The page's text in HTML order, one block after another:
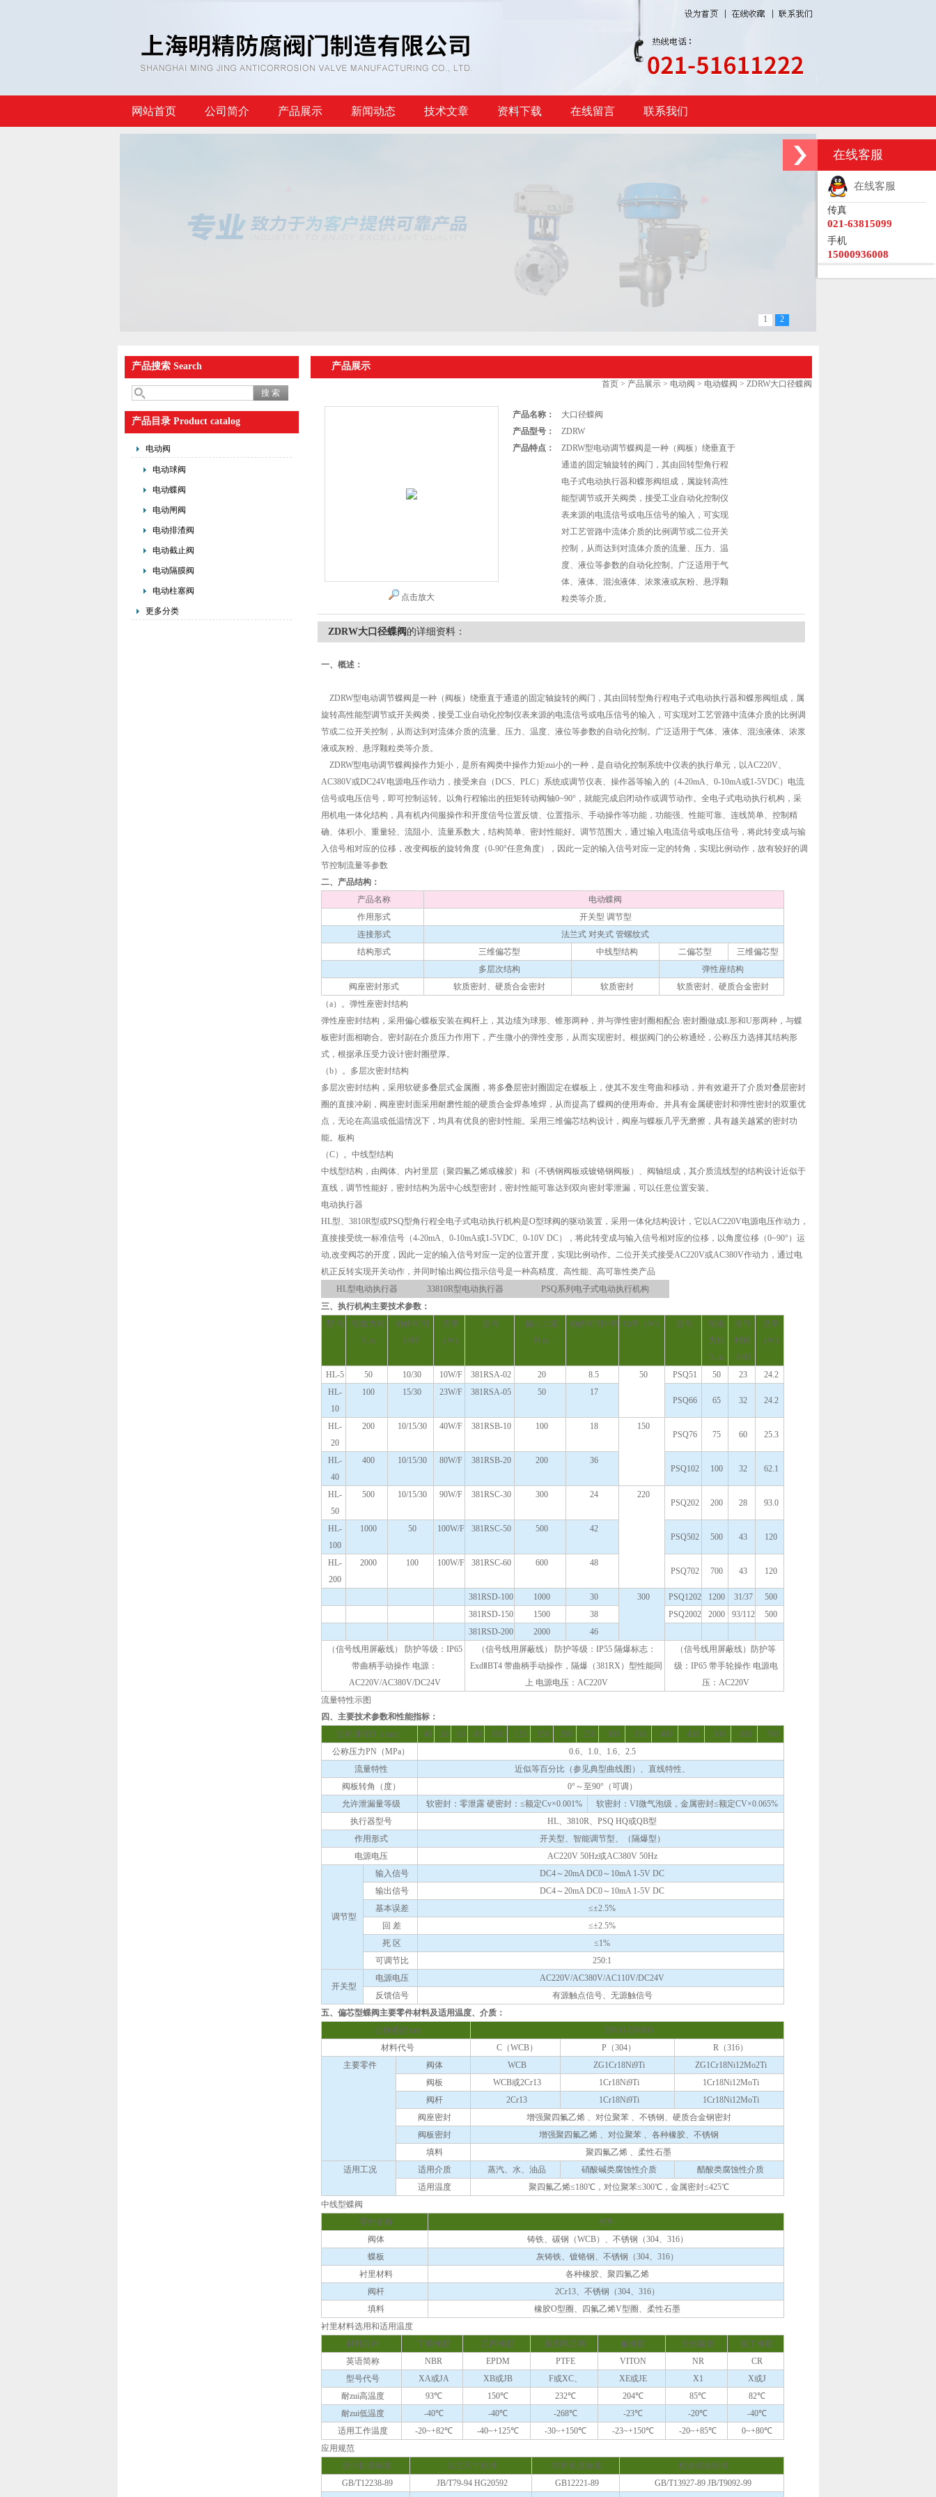
网站首页 公司简介 产品展示 新闻动态 技术文章 资料下载 在线留言 联系我们
1 2
产品搜索 Search
产品目录 Product catalog
电动阀
电动球阀
电动蝶阀
电动闸阀
电动排渣阀
电动截止阀
电动隔膜阀
电动柱塞阀
更多分类
产品展示
首页> 产品展示> 电动阀 > 电动蝶阀 > ZDRW大口径蝶阀
点击放大
产品名称：
大口径蝶阀
产品型号：
ZDRW
产品特点：
ZDRW型电动调节蝶阀是一种（阀板）绕垂直于
通道的固定轴旋转的阀门，其由回转型角行程
电子式电动执行器和蝶形阀组成，属旋转高性
能型调节或开关阀类，接受工业自动化控制仪
表来源的电流信号或电压信号的输入，可实现
对工艺管路中流体介质的比例调节或二位开关
控制，从而达到对流体介质的流量、压力、温
度、液位等参数的自动化控制。广泛适用于气
体、液体、混浊液体、浓浆液或灰粉、悬浮颗
粒类等介质。
ZDRW大口径蝶阀 的详细资料：
一、概述：
ZDRW型电动调节蝶阀是一种（阀板）绕垂直于通道的固定轴旋转的阀门，其由回转型角行程电子式电动执行器和蝶形阀组成，属
旋转高性能型调节或开关阀类，接受工业自动化控制仪表来源的电流信号或电压信号的输入，可实现对工艺管路中流体介质的比例调
节或二位开关控制，从而达到对流体介质的流量、压力、温度、液位等参数的自动化控制。广泛适用于气体、液体、混浊液体、浓浆
液或灰粉、悬浮颗粒类等介质。
ZDRW型电动调节蝶阀操作力矩小，是所有阀类中操作力矩zui小的一种，是自动化控制系统中仪表的执行单元，以AC220V、
AC380V或DC24V电源电压作动力，接受来自（DCS、PLC）系统或调节仪表、操作器等输入的（4-20mA、0-10mA或1-5VDC）电流
信号或电压信号，即可控制运转。以角行程输出的扭矩转动阀轴0~90°，就能完成启闭动作或调节动作。全电子式电动执行机构，采
用机电一体化结构，具有机内伺服操作和开度信号位置反馈、位置指示、手动操作等功能，功能强、性能可靠、连线简单、控制精
确、体积小、重量轻、流阻小、流量系数大，结构简单、密封性能好。调节范围大，通过输入电流信号或电压信号，将此转变成与输
入信号相对应的位移，改变阀板的旋转角度（0-90°任意角度），因此一定的输入信号对应一定的转角，实现比例动作，故有较好的调
节控制流量等参数
二、产品结构：
产品名称
电动蝶阀
作用形式
开关型 调节型
连接形式
法兰式 对夹式 管螺纹式
结构形式
三维偏芯型 中线型结构 二偏芯型
三维偏芯型
多层次结构
弹性座结构
阀座密封形式
软质密封、硬质合金密封 软质密封
软质密封、硬质合金密封
（a）。弹性座密封结构
弹性座密封结构，采用偏心蝶板安装在阀杆上，其边绩为球形、锥形两种，并与弹性密封圈相配合.密封圈做成L形和U形两种，与蝶
板密封面相吻合。密封副在介质压力作用下，产生微小的弹性变形，从而实现密封。根据阀门的公称通经，公称压力选择其结构形
式，根据承压受力设计密封圈壁厚。
（b）。多层次密封结构
多层次密封结构，采用软硬多叠层式金属圈，将多叠层密封圈固定在蝶板上，使其不发生弯曲和移动，并有效避开了介质对叠层密封
圈的直接冲刷，阀座密封面采用耐磨性能的硬质合金焊条堆焊，从而提高了蝶阀的使用寿命。并具有金属硬密封和弹性密封的双重优
点，无论在高温或低温情况下，均具有优良的密封性能。采用三维偏芯结构设计，阀座与蝶板几乎无磨擦，具有越关越紧的密封功
能。板构
（C）。中线型结构
中线型结构，由阀体、内衬里层（聚四氟乙烯或橡胶）和（不锈钢阀板或镀铬钢阀板）、阀轴组成，其介质流线型的结构设计近似于
直线，调节性能好，密封结构为居中心线型密封，密封性能可靠达到双向密封零泄漏，可以任意位置安装。
电动执行器
HL型、3810R型或PSQ型角行程全电子式电动执行机构是O型球阀的驱动装置，采用一体化结构设计，它以AC220V电源电压作动力，
直接接受统一标准信号（4-20mA、0-10mA或1-5VDC、0-10V DC），将此转变成与输入信号相对应的位移，以角度位移（0~90°）运
动,改变阀芯的开度，因此一定的输入信号对应一定的位置开度，实现比例动作。二位开关式接受AC220V或AC380V作动力，通过电
机正反转实现开关动作，并同时输出阀位指示信号是一种高精度、高性能、高可靠性类产品
HL型电动执行器
33810R型电动执行器
PSQ系列电子式电动执行机构
三、执行机构主要技术参数：
型 号
输出力矩
N.m
动作时间
S/90°
功率
（W）
型号
输出力矩
N.m
动作时间S/90 功率（W） 型号
输出
力矩
N.m
动作
时间
S/90
功率
（W）
HL-5 50 10/30 10W/F 381RSA-02 20 8.5 50 PSQ51 50 23
24.2
HL-
10
100 15/30 23W/F 381RSA-05 50
17
PSQ66
65 32 24.2
HL-
20
200 10/15/30 40W/F 381RSB-10 100 18
150
PSQ76
75 60 25.3
HL-
40
400 10/15/30 80W/F 381RSB-20 200
36
PSQ102
100 32 62.1
HL-
50
500 10/15/30 90W/F 381RSC-30 300 24
220
PSQ202
200 28 93.0
HL-
100
1000 50 100W/F 381RSC-50 500
42
PSQ502
500 43 120
HL-
200
2000 100 100W/F 381RSC-60 600
48
PSQ702
700 43 120
381RSD-100 1000 30 300 PSQ1202 1200 31/37
500
381RSD-150
1500 38 PSQ2002 2000 93/112
500
381RSD-200
2000
46
（信号线用屏蔽线） 防护等级：IP65
带曲柄手动操作 电源：
AC220V/AC380V/DC24V
（信号线用屏蔽线） 防护等级：IP55 隔爆标志：
ExdⅡBT4 带曲柄手动操作，隔爆（381RX）型性能同
上 电源电压：AC220V
（信号线用屏蔽线）防护等
级：IP65 带手轮操作 电源电
压：AC220V
流量特性示图
四、主要技术参数和性能指标：
公称通径D（mm）
40 50 65 80 100 125 150 200 250 300 350 400 450 500 600
700
公称压力PN（MPa）
0.6、1.0、1.6、2.5
流量特性
近似等百分比（参见典型曲线图）、直线特性、
阀板转角（度）
0°～至90°（可调）
允许泄漏量等级
软密封：零泄露 硬密封：≤额定Cv×0.001%
软密封：VI微气泡级，金属密封≤额定CV×0.065%
执行器型号
HL、3810R、PSQ HQ或QB型
作用形式
开关型、智能调节型、（隔爆型）
电源电压
AC220V 50Hz或AC380V 50Hz
调节型
输入信号
DC4～20mA DC0～10mA 1-5V DC
输出信号
DC4～20mA DC0～10mA 1-5V DC
基本误差
≤±2.5%
回 差
≤±2.5%
死 区
≤1%
可调节比
250:1
开关型
电源电压
AC220V/AC380V/AC110V/DC24V
反馈信号
有源触点信号、无源触信号
五、偏芯型蝶阀主要零件材料及适用温度、介质：
公称通径mm
DN50-DN800
材料代号
C（WCB） P（304）
R（316）
主要零件
阀体 WCB ZG1Cr18Ni9Ti
ZG1Cr18Ni12Mo2Ti
阀板
WCB或2Cr13 1Cr18Ni9Ti
1Cr18Ni12MoTi
阀杆
2Cr13 1Cr18Ni9Ti
1Cr18Ni12MoTi
阀座密封
增强聚四氟乙烯 、对位聚苯 、不锈钢、硬质合金钢密封
阀板密封
增强聚四氟乙烯 、对位聚苯 、各种橡胶、不锈钢
填料
聚四氟乙烯 、柔性石墨
适用工况
适用介质 蒸汽、水、油品 硝酸碱类腐蚀性介质
醋酸类腐蚀性介质
适用温度
聚四氟乙烯≤180℃，对位聚苯≤300℃，金属密封≤425℃
中线型蝶阀
零件名称
材料
阀体
铸铁、碳钢（WCB）、不锈钢（304、316）
蝶板
灰铸铁、镀铬钢、不锈钢（304、316）
衬里材料
各种橡胶、聚四氟乙烯
阀杆
2Cr13、不锈钢（304、316）
填料
橡胶O型圈、四氟乙烯V型圈、柔性石墨
衬里材料选用和适用温度
材料品种
丁晴橡胶 乙丙橡胶 聚四氟乙烯 氟橡胶 天然橡胶
氯丁橡胶
英语简称
NBR EPDM PTFE VITON NR
CR
型号代号
XA或JA XB或JB F或XC、 XE或JE X1
X或J
耐zui高温度
93℃ 150℃ 232℃ 204℃ 85℃
82℃
耐zui低温度
-40℃ -40℃ -268℃ -23℃ -20℃
-40℃
适用工作温度
-20~+82℃ -40~+125℃ -30~+150℃ -23~+150℃ -20~+85℃
0~+80℃
应用规范
设计制造标准
法兰尺寸标准 结构长度标准
检验试验标准
GB/T12238-89
JB/T79-94 HG20592 GB12221-89
GB/T13927-89 JB/T9092-99
在线客服
在线客服
传真
021-63815099
手机
15000936008